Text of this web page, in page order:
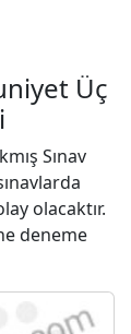
Üç
Sınav
olacaktır.
deneme